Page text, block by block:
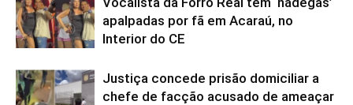
apalpadas por fã em Acaraú, no
Interior do CE
Justiça concede prisão domiciliar a
chefe de facção acusado de ameaçar